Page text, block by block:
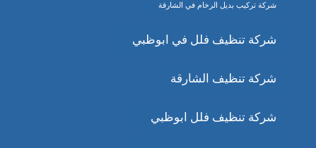
شركة تركيب بديل الرخام في الشارقة
شركة تنظيف فلل في ابوظبي
شركة تنظيف الشارقة
شركة تنظيف فلل ابوظبي